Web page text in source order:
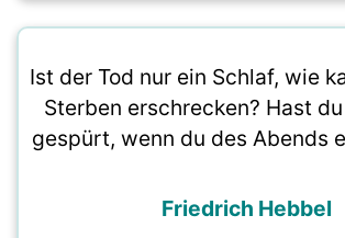
Ist der Tod nur ein Schlaf, wie
Sterben erschrecken? Hast
gespürt, wenn du des Abends
Friedrich Hebbel